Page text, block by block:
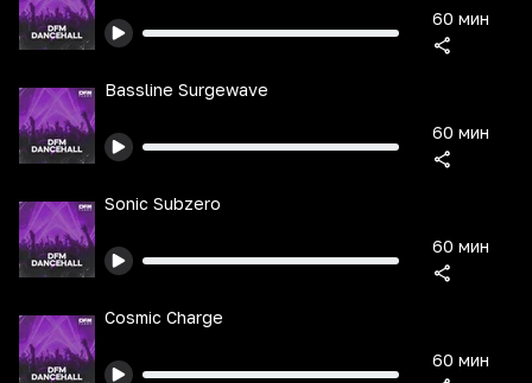
60 мин
Bassline Surgewave
60 мин
Sonic Subzero
60 мин
Cosmic Charge
60 мин